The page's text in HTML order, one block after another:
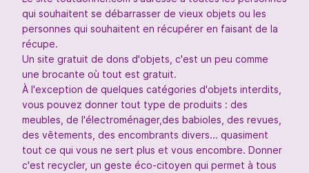
qui souhaitent se débarrasser de vieux objets ou les
personnes qui souhaitent en récupérer en faisant de la
récupe.
Un site gratuit de dons d'objets, c'est un peu comme
une brocante où tout est gratuit.
À l'exception de quelques catégories d'objets interdits,
vous pouvez donner tout type de produits : des
meubles, de l'électroménager,des babioles, des revues,
des vêtements, des encombrants divers... quasiment
tout ce qui vous ne sert plus et vous encombre. Donner
c'est recycler, un geste éco-citoyen qui permet à tous